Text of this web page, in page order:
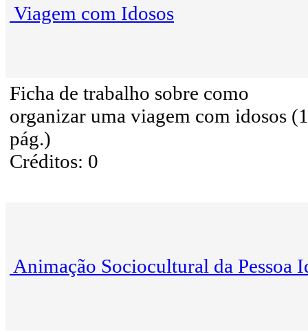
Viagem com Idosos
Ficha de trabalho sobre como
organizar uma viagem com idosos (1
pág.)
Créditos: 0
Animação Sociocultural da Pessoa